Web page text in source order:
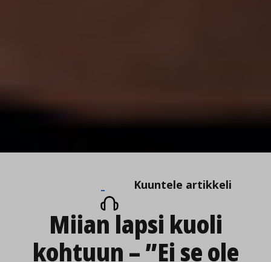
Kuuntele
artikkeli
Kuuntele artikkeli
Miian lapsi kuoli
kohtuun – ”Ei se ole